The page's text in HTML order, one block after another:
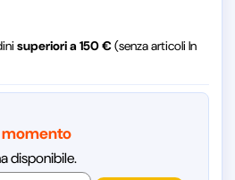
superiori a 150 €(senza articoli In
disponibile.